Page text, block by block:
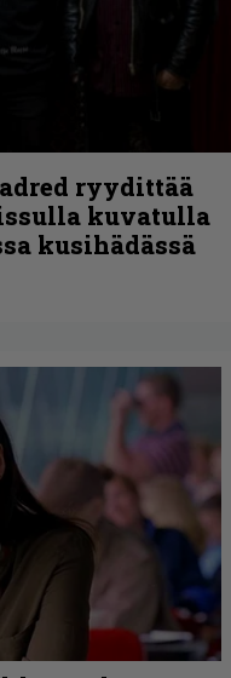
ryydittää
kuvatulla
kusihädässä